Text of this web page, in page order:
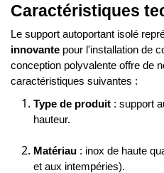
Caractéristiques
Le support autoportant isolé
innovante pour l'installation de
conception polyvalente offre de
caractéristiques suivantes :
Type de produit : support
hauteur.
Matériau : inox de haute
et aux intempéries).